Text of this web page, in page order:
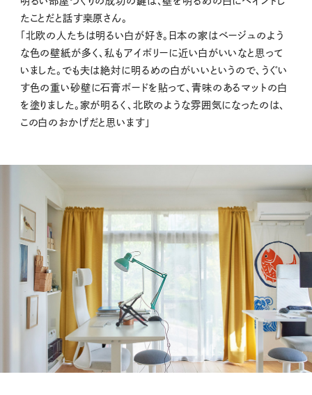
たことだと話す桒原さん。
「北欧の人たちは明るい白が好き。日本の家はベージュのよう
な色の壁紙が多く、私もアイボリーに近い白がいいなと思って
いました。でも夫は絶対に明るめの白がいいというので、うぐい
す色の重い砂壁に石膏ボードを貼って、青味のあるマットの白
を塗りました。家が明るく、北欧のような雰囲気になったのは、
この白のおかげだと思います」